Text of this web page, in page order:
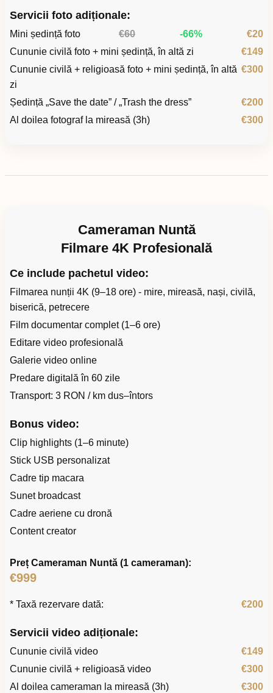
Servicii foto adiționale:
Mini ședință foto €60 -66%
€20
Cununie civilă foto + mini ședință, în altă zi
€149
Cununie civilă + religioasă foto + mini ședință, în altă
zi
€300
Ședință „Save the date” / „Trash the dress”
€200
Al doilea fotograf la mireasă (3h)
€300
Cameraman Nuntă
Filmare 4K Profesională
Ce include pachetul video:
Filmarea nunții 4K (9–18 ore) - mire, mireasă, nași, civilă,
biserică, petrecere
Film documentar complet (1–6 ore)
Editare video profesională
Galerie video online
Predare digitală în 60 zile
Transport: 3 RON / km dus–întors
Bonus video:
Clip highlights (1–6 minute)
Stick USB personalizat
Cadre tip macara
Sunet broadcast
Cadre aeriene cu dronă
Content creator
Preț Cameraman Nuntă (1 cameraman):
€999
* Taxă rezervare dată: €200
Servicii video adiționale:
Cununie civilă video
€149
Cununie civilă + religioasă video
€300
Al doilea cameraman la mireasă (3h)
€300